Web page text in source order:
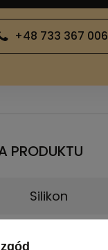
+48 733 367 006
PRODUKTU
Silikon